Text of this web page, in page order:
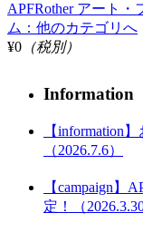
APFRother アート・
ム：他のカテゴリへ
¥0 （税別）
Information
【information
（2026.7.6）
【campaign】
定！（2026.3.30